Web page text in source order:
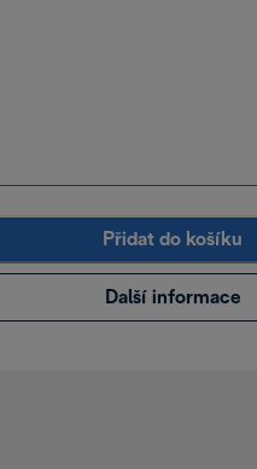
Přidat do košíku
Další informace